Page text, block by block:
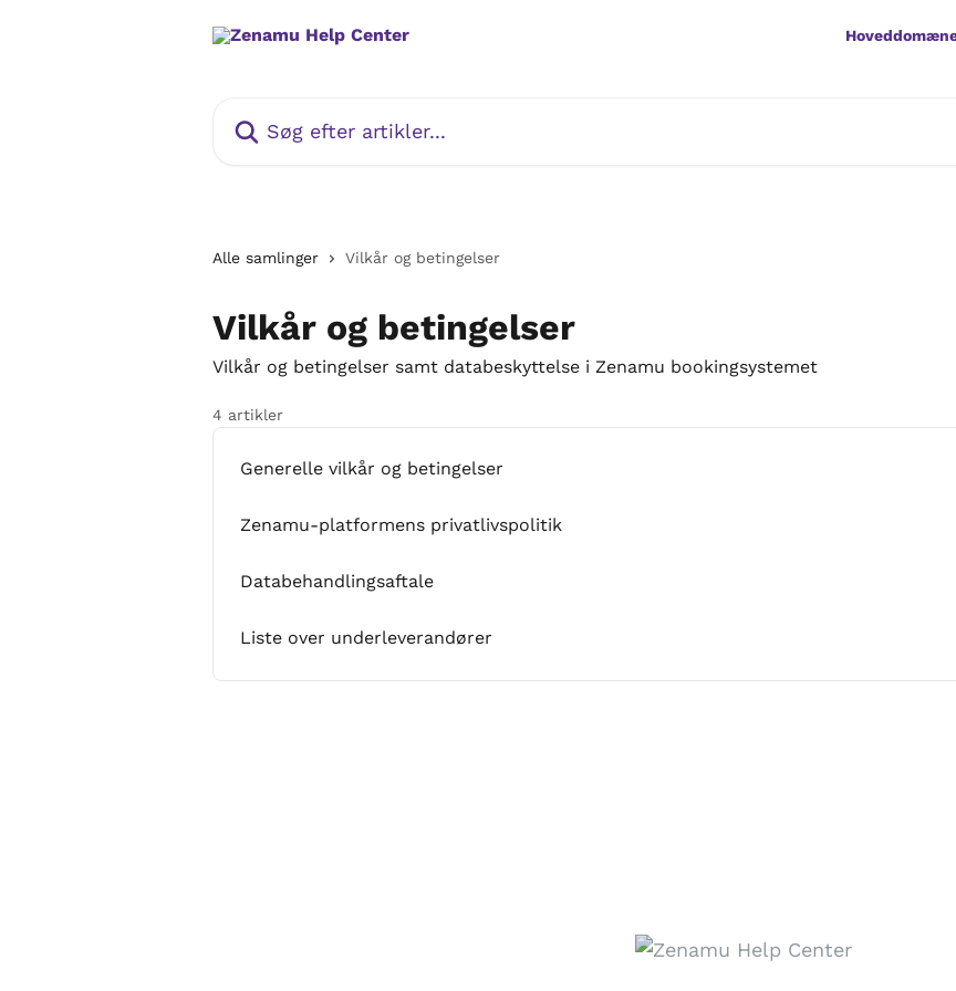
Alle samlinger Vilkår og betingelser
Vilkår og betingelser
Vilkår og betingelser samt databeskyttelse i Zenamu bookingsystemet
4 artikler
Generelle vilkår og betingelser
Zenamu-platformens privatlivspolitik
Databehandlingsaftale
Liste over underleverandører